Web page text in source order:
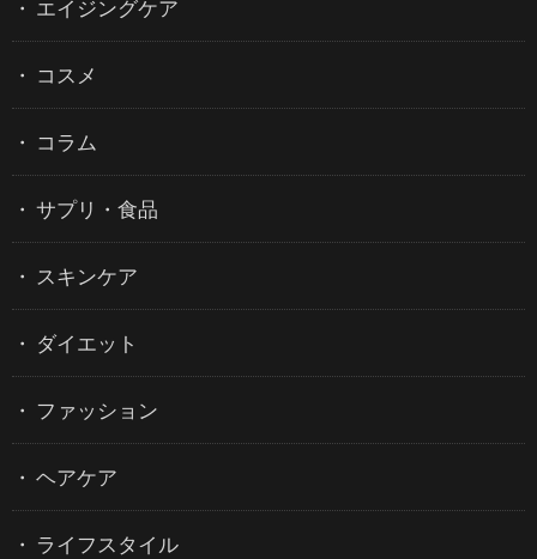
エイジングケア
コスメ
コラム
サプリ・食品
スキンケア
ダイエット
ファッション
ヘアケア
ライフスタイル